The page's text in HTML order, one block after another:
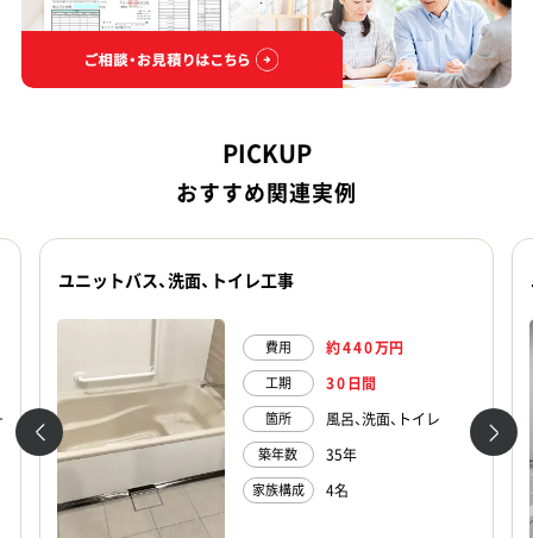
PICKUP
おすすめ関連実例
イレ
ユニットバス、洗面、トイレ工事
費用 約440万円
工期 30日間
箇所 風呂、洗面、トイレ
築年数 35年
家族構成 4名